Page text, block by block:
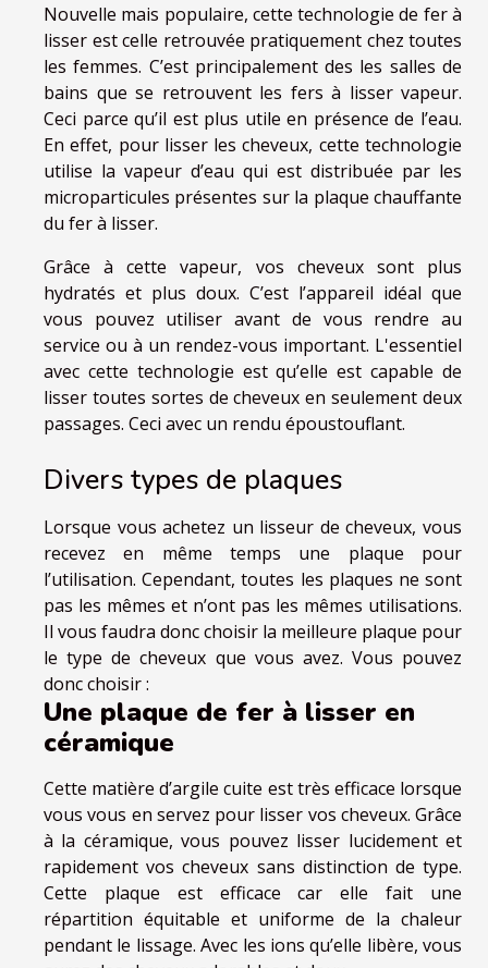
Nouvelle mais populaire, cette technologie de fer à
lisser est celle retrouvée pratiquement chez toutes
les femmes. C’est principalement des les salles de
bains que se retrouvent les fers à lisser vapeur.
Ceci parce qu’il est plus utile en présence de l’eau.
En effet, pour lisser les cheveux, cette technologie
utilise la vapeur d’eau qui est distribuée par les
microparticules présentes sur la plaque chauffante
du fer à lisser.
Grâce à cette vapeur, vos cheveux sont plus
hydratés et plus doux. C’est l’appareil idéal que
vous pouvez utiliser avant de vous rendre au
service ou à un rendez-vous important. L'essentiel
avec cette technologie est qu’elle est capable de
lisser toutes sortes de cheveux en seulement deux
passages. Ceci avec un rendu époustouflant.
Divers types de plaques
Lorsque vous achetez un lisseur de cheveux, vous
recevez en même temps une plaque pour
l’utilisation. Cependant, toutes les plaques ne sont
pas les mêmes et n’ont pas les mêmes utilisations.
Il vous faudra donc choisir la meilleure plaque pour
le type de cheveux que vous avez. Vous pouvez
donc choisir :
Une plaque de fer à lisser en
céramique
Cette matière d’argile cuite est très efficace lorsque
vous vous en servez pour lisser vos cheveux. Grâce
à la céramique, vous pouvez lisser lucidement et
rapidement vos cheveux sans distinction de type.
Cette plaque est efficace car elle fait une
répartition équitable et uniforme de la chaleur
pendant le lissage. Avec les ions qu’elle libère, vous